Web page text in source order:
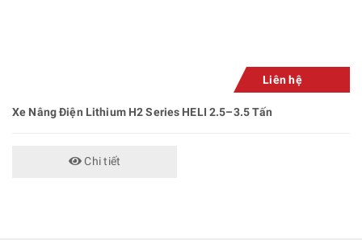
Liên hệ
Xe Nâng Điện Lithium H2 Series HELI 2.5–3.5 Tấn
Chi tiết